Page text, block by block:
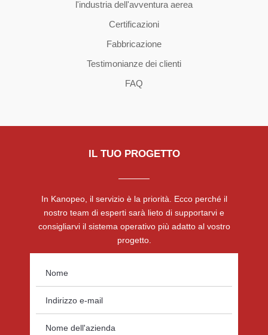
l'industria dell'avventura aerea
Certificazioni
Fabbricazione
Testimonianze dei clienti
FAQ
IL TUO PROGETTO
In Kanopeo, il servizio è la priorità. Ecco perché il
nostro team di esperti sarà lieto di supportarvi e
consigliarvi il sistema operativo più adatto al vostro
progetto.